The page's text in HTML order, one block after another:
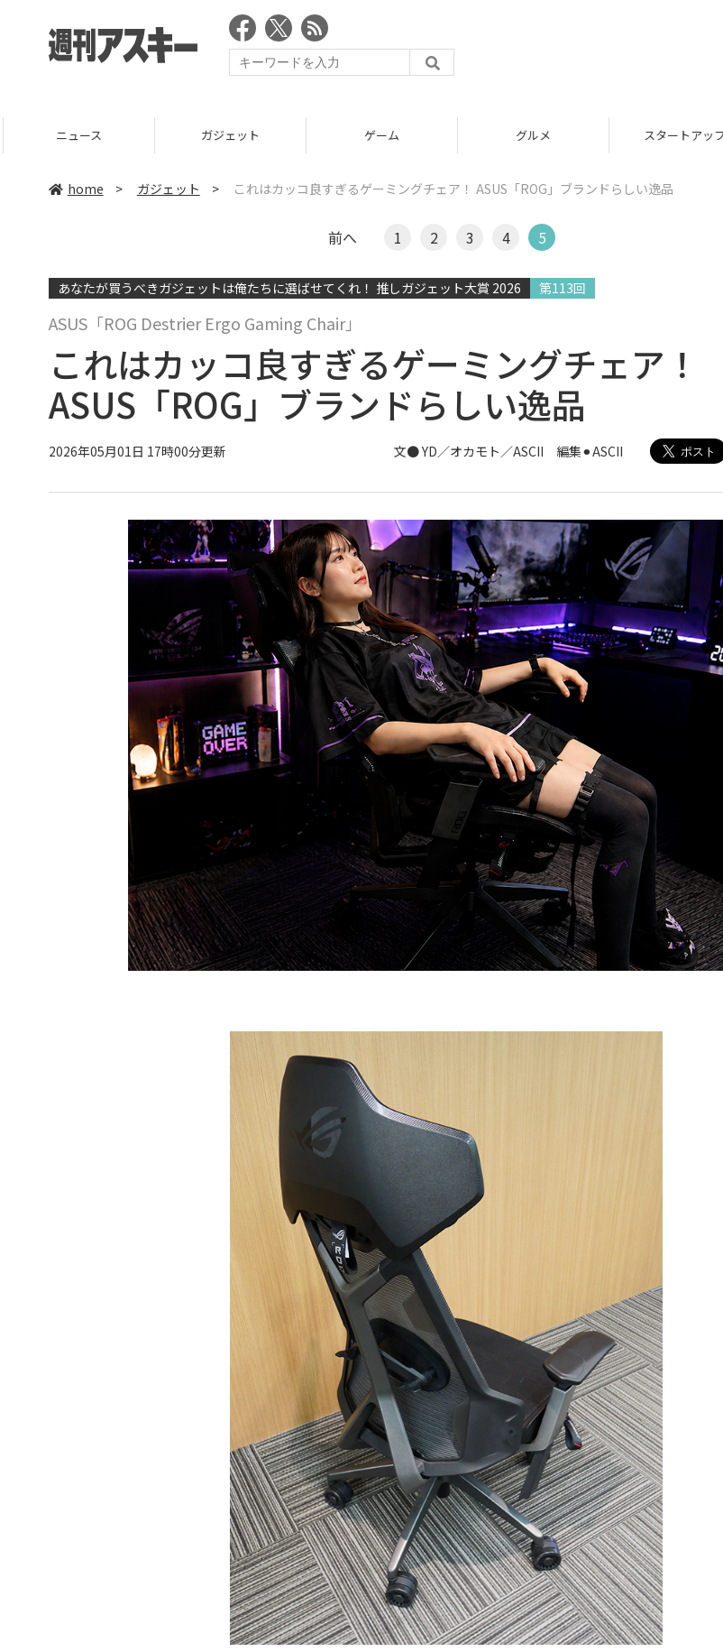
ニュース ガジェット ゲーム グルメ スタートアップ
home > ガジェット > これはカッコ良すぎるゲーミングチェア！ ASUS「ROG」ブランドらしい逸品
前へ 1 2 3 4 5
あなたが買うべきガジェットは俺たちに選ばせてくれ！ 推しガジェット大賞 2026 第113回
ASUS「ROG Destrier Ergo Gaming Chair」
これはカッコ良すぎるゲーミングチェア！
ASUS「ROG」ブランドらしい逸品
2026年05月01日 17時00分更新 文● YD／オカモト／ASCII 編集⚫︎ASCII